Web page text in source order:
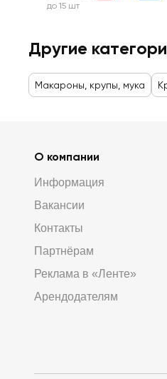
до 15 шт
Другие
Макароны, крупы, мука
О компании
Информация
Вакансии
Контакты
Партнёрам
Реклама в «Ленте»
Арендодателям